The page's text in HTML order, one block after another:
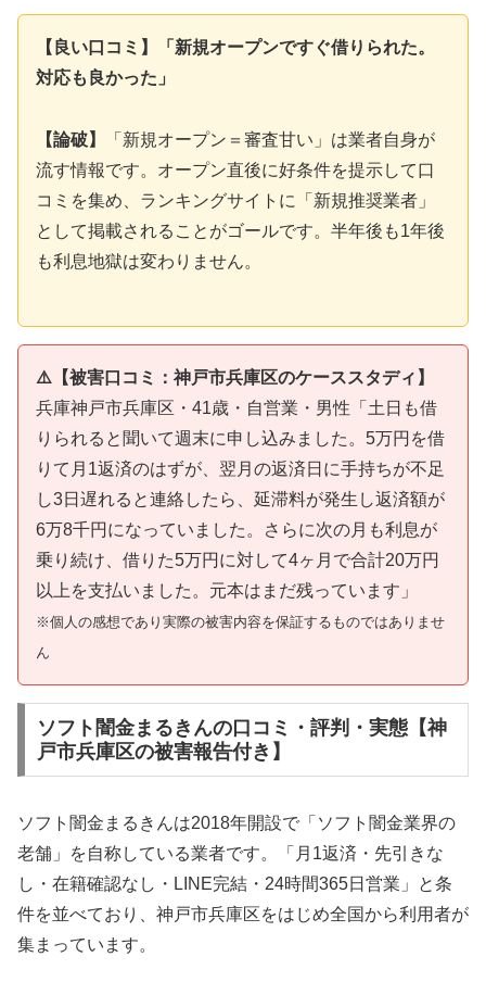
【良い口コミ】「新規オープンですぐ借りられた。
対応も良かった」
【論破】
「新規オープン＝審査甘い」は業者自身が
流す情報です。オープン直後に好条件を提示して口
コミを集め、ランキングサイトに「新規推奨業者」
として掲載されることがゴールです。半年後も1年後
も利息地獄は変わりません。
⚠️【被害口コミ：神戸市兵庫区のケーススタディ】
兵庫神戸市兵庫区・41歳・自営業・男性「土日も借
りられると聞いて週末に申し込みました。5万円を借
りて月1返済のはずが、翌月の返済日に手持ちが不足
し3日遅れると連絡したら、延滞料が発生し返済額が
6万8千円になっていました。さらに次の月も利息が
乗り続け、借りた5万円に対して4ヶ月で合計20万円
以上を支払いました。元本はまだ残っています」
※個人の感想であり実際の被害内容を保証するものではありませ
ん
ソフト闇金まるきんの口コミ・評判・実態【神
戸市兵庫区の被害報告付き】
ソフト闇金まるきんは2018年開設で「ソフト闇金業界の
老舗」を自称している業者です。「月1返済・先引きな
し・在籍確認なし・LINE完結・24時間365日営業」と条
件を並べており、神戸市兵庫区をはじめ全国から利用者が
集まっています。